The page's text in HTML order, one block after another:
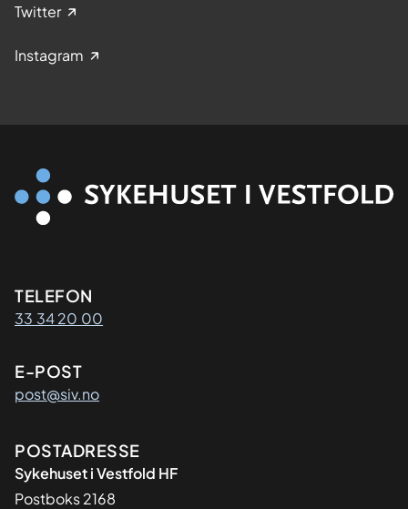
Twitter
Instagram
Kontaktinformasjon
TELEFON
33 34 20 00
E-POST
post@siv.no
Adresse
POSTADRESSE
Sykehuset i Vestfold HF
Postboks 2168